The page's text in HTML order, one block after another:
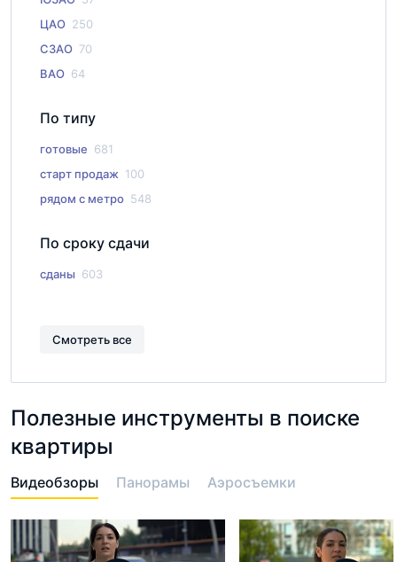
ЦАО 250
СЗАО 70
ВАО 64
По типу
готовые 681
старт продаж 100
рядом с метро 548
По сроку сдачи
сданы 603
Смотреть все
Полезные инструменты в поиске
квартиры
Видеобзоры Панорамы Аэросъемки